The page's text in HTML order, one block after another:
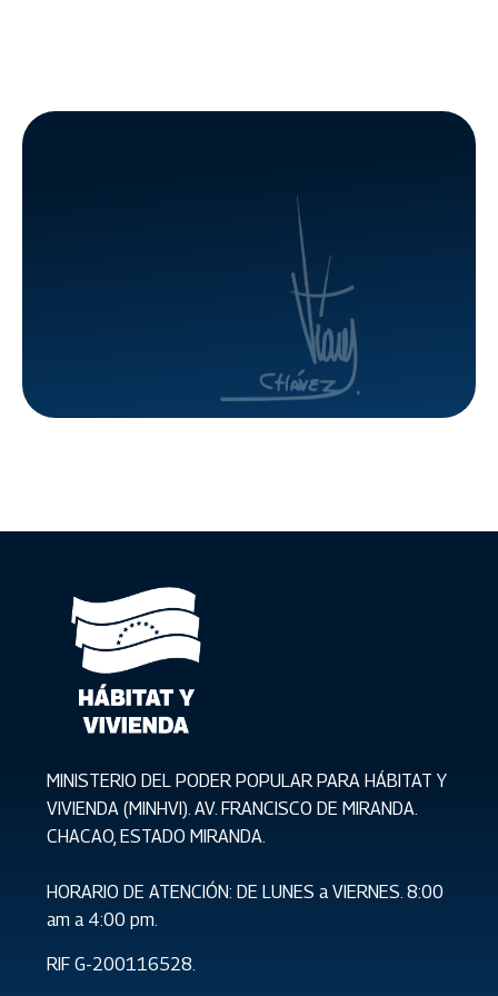
MINISTERIO DEL PODER POPULAR PARA HÁBITAT Y
VIVIENDA (MINHVI). AV. FRANCISCO DE MIRANDA.
CHACAO, ESTADO MIRANDA.
HORARIO DE ATENCIÓN: DE LUNES a VIERNES. 8:00
am a 4:00 pm.
RIF G-200116528.